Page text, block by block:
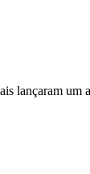
lançaram um